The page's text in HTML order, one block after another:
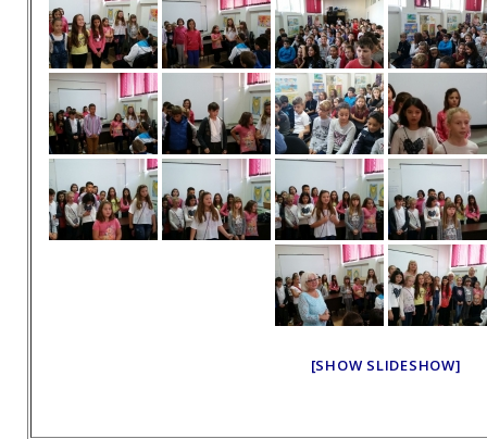
[SHOW SLIDESHOW]